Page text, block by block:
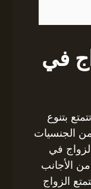
في
بتنوع
الجنسيات
في
من الأجانب
الزواج